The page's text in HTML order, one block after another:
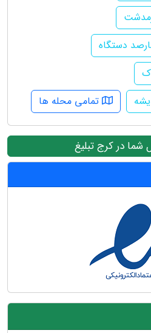
دستگاه
تمامی محله ها
در کرج تبلیغ